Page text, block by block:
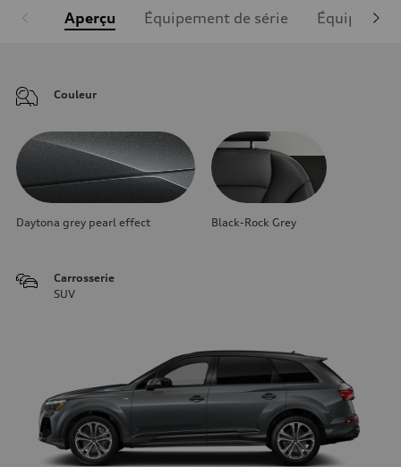
Aperçu Équipement de série
Couleur
Daytona grey pearl effect Black-Rock Grey
Carrosserie
SUV